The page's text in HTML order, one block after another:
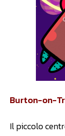
Burton-on-
Il piccolo